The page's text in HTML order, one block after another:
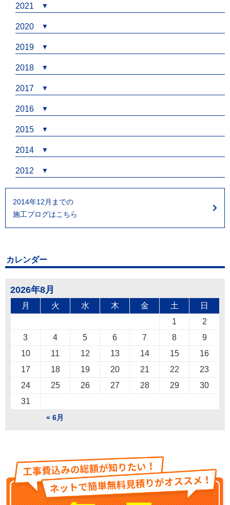
2021
2020
2019
2018
2017
2016
2015
2014
2012
2014年12月までの
施工ブログはこちら
カレンダー
2026年8月
月 火 水 木 金 土 日
« 6月
1
2
3
4 5 6 7 8
9
10
11 12 13 14 15
16
17
18 19 20 21 22
23
24
25 26 27 28 29
30
31